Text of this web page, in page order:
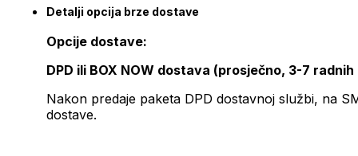
Detalji opcija brze dostave
Opcije dostave:
DPD ili BOX NOW dostava (prosječno, 3-7 radnih
Nakon predaje paketa DPD dostavnoj službi, na
dostave.